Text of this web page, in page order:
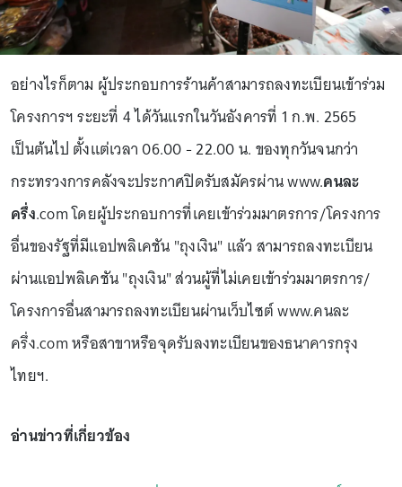
อย่างไรก็ตาม ผู้ประกอบการร้านค้าสามารถลงทะเบียนเข้าร่วม
โครงการฯ ระยะที่ 4 ได้วันแรกในวันอังคารที่ 1 ก.พ. 2565
เป็นต้นไป ตั้งแต่เวลา 06.00 - 22.00 น. ของทุกวันจนกว่า
กระทรวงการคลังจะประกาศปิดรับสมัครผ่าน www.คนละ
ครึ่ง.com โดยผู้ประกอบการที่เคยเข้าร่วมมาตรการ/โครงการ
อื่นของรัฐที่มีแอปพลิเคชัน "ถุงเงิน" แล้ว สามารถลงทะเบียน
ผ่านแอปพลิเคชัน "ถุงเงิน" ส่วนผู้ที่ไม่เคยเข้าร่วมมาตรการ/
โครงการอื่นสามารถลงทะเบียนผ่านเว็บไซต์ www.คนละ
ครึ่ง.com หรือสาขาหรือจุดรับลงทะเบียนของธนาคารกรุง
ไทยฯ.
อ่านข่าวที่เกี่ยวข้อง